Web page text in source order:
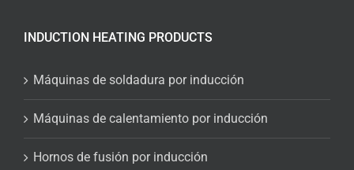
INDUCTION HEATING PRODUCTS
Máquinas de soldadura por inducción
Máquinas de calentamiento por inducción
Hornos de fusión por inducción